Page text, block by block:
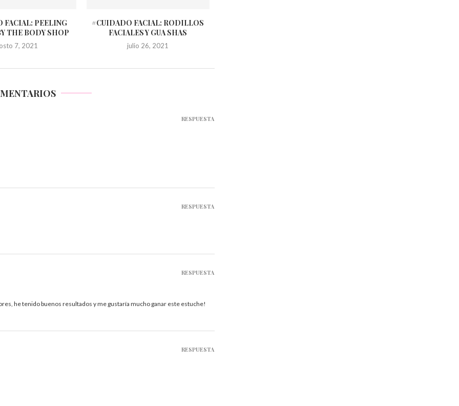
FACIAL: PEELING
THE BODY SHOP
7, 2021
#CUIDADO FACIAL: RODILLOS
FACIALES Y GUA SHAS
julio 26, 2021
RESPUESTA
RESPUESTA
he tenido buenos resultados y me gustaría mucho ganar este estuche!
RESPUESTA
RESPUESTA